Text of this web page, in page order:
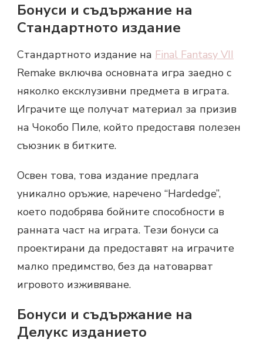
Бонуси и съдържание на
Стандартното издание
Стандартното издание на Final Fantasy VII
Remake включва основната игра заедно с
няколко ексклузивни предмета в играта.
Играчите ще получат материал за призив
на Чокобо Пиле, който предоставя полезен
съюзник в битките.
Освен това, това издание предлага
уникално оръжие, наречено “Hardedge”,
което подобрява бойните способности в
ранната част на играта. Тези бонуси са
проектирани да предоставят на играчите
малко предимство, без да натоварват
игровото изживяване.
Бонуси и съдържание на
Делукс изданието